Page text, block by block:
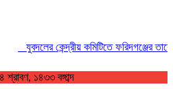
যুবদলের কেন্দ্রীয় কমিটিতে ফরিদগঞ্জের তারেকুর
১৪৩৩ বঙ্গাব্দ